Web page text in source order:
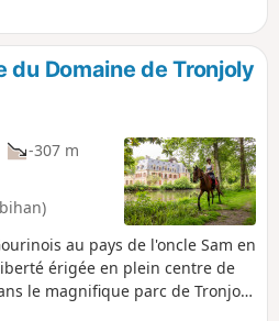
rochers sur les côtés et dans
de la vallée sont situés des
la Chapelle Sainte-Barbe.
Domaine de Tronjoly
-307 m
au pays de l'oncle Sam en
érigée en plein centre de
le magnifique parc de Tronjoly